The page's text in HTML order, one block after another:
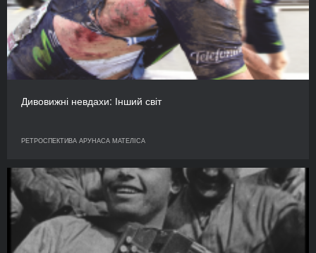
Дивовижні невдахи: Інший світ
РЕТРОСПЕКТИВА АРУНАСА МАТЕЛІСА